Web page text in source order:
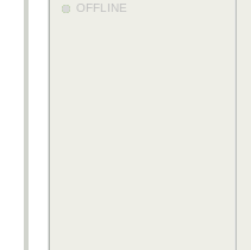
OFFLINE